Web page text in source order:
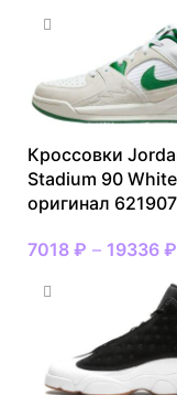
Кроссовки
Stadium 90
оригинал
7018 ₽ – 19336 ₽